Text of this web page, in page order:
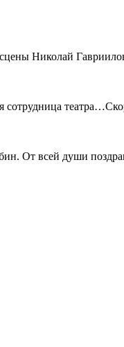
Николай
От всей души